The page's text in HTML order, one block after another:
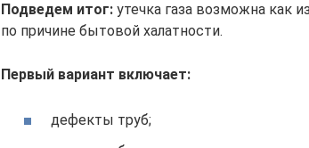
Подведем итог: утечка газа возможна как
по причине бытовой халатности.
Первый вариант включает:
дефекты труб;